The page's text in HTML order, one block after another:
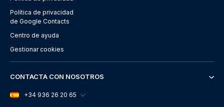
Política de privacidad
de Google Contacts
Centro de ayuda
Gestionar cookies
CONTACTA CON NOSOTROS
+34 936 26 20 65